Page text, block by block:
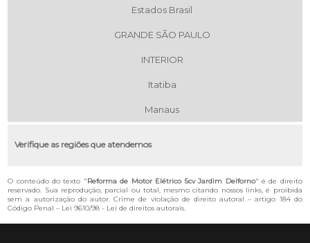
Estados Brasil
GRANDE SÃO PAULO
INTERIOR
Itatiba
Manaus
Verifique as regiões que atendemos
O conteúdo do texto "Reforma de Motor Elétrico 5cv Jardim Delforno" é de direito
reservado. Sua reprodução, parcial ou total, mesmo citando nossos links, é proibida
sem a autorização do autor. Crime de violação de direito autoral – artigo 184 do
Código Penal – Lei 9610/98 - Lei de direitos autorais.